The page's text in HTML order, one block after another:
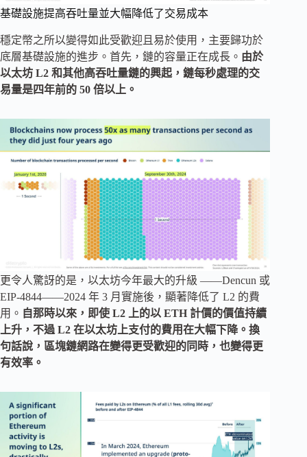
基礎設施提高吞吐量並大幅降低了交易成本
穩定幣之所以變得如此受歡迎且易於使用，主要歸功於
底層基礎設施的進步。首先，鏈的容量正在成長。 由於
以太坊 L2 和其他高吞吐量鏈的興起，鏈每秒處理的交
易量是四年前的 50 倍以上。
更令人驚訝的是，以太坊今年最大的升級 ——Dencun 或
EIP-4844——2024 年 3 月實施後，顯著降低了 L2 的費
用。 自那時以來，即使 L2 上的以 ETH 計價的價值持續
上升，不過 L2 在以太坊上支付的費用在大幅下降。換
句話說，區塊鏈網路在變得更受歡迎的同時，也變得更
有效率。